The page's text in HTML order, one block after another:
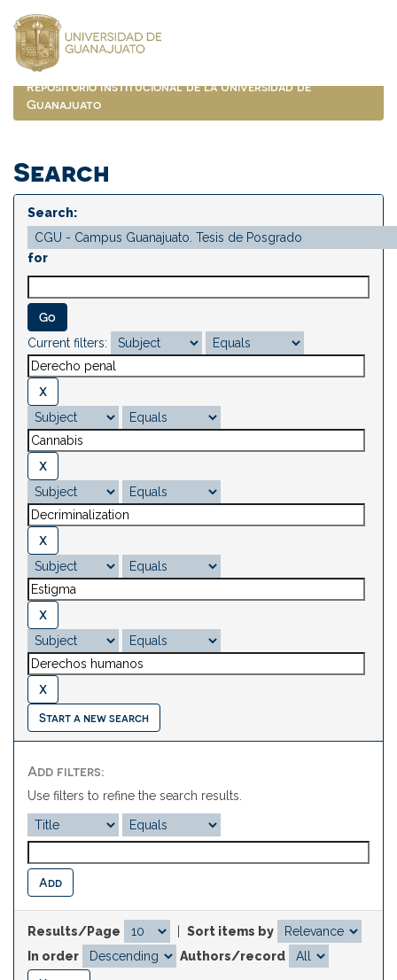
navigation
Repositorio Institucional de la Universidad de
Guanajuato
Search
Search:
for
Current filters:
Start a new search
Add filters:
Use filters to refine the search results.
Results/Page
Sort items by
In order
Authors/record